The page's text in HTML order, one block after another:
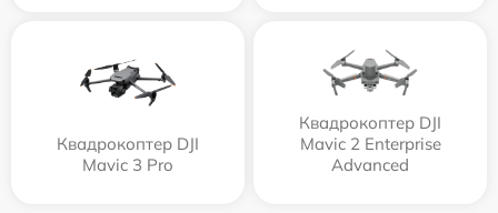
Квадрокоптер DJI
Mavic 3 Pro
Квадрокоптер DJI
Mavic 2 Enterprise
Advanced